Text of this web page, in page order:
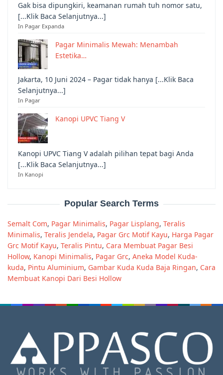
Gak bisa dipungkiri, keamanan rumah tuh nomor satu,
[...Klik Baca Selanjutnya...]
In Pagar Expanda
Pagar Minimalis Mewah: Menambah
Estetika…
Jakarta, 10 Juni 2024 – Pagar tidak hanya [...Klik Baca
Selanjutnya...]
In Pagar
Kanopi UPVC Tiang V
Kanopi UPVC Tiang V adalah pilihan tepat bagi Anda
[...Klik Baca Selanjutnya...]
In Kanopi
Popular Search Terms
Semalt Com, Pagar Minimalis, Pagar Lisplang, Teralis
Minimalis, Teralis Jendela, Pagar Grc Motif Kayu, Harga Pagar
Grc Motif Kayu, Teralis Pintu, Cara Membuat Pagar Besi
Hollow, Kanopi Minimalis, Pagar Grc, Aneka Model Kuda-
kuda, Pintu Aluminium, Gambar Kuda Kuda Baja Ringan, Cara
Membuat Kanopi Dari Besi Hollow